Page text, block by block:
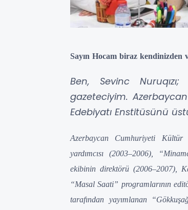
Sayın Hocam biraz kendinizden
Ben, Sevinc
gazeteciyim.
Edebiyatı Enstitüsünü
Azerbaycan Cumhuriyeti Kültür
yardımcısı (2003–2006),
ekibinin direktörü (2006–2007),
“Masal Saati” programlarının
tarafından yayımlanan